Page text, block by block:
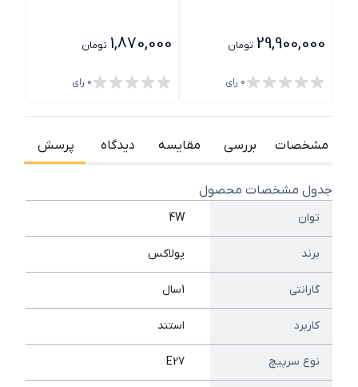
29,900,000 تومان
0 رای
1,870,000 تومان
0 رای
مشخصات بررسی مقایسه دیدگاه پرسش
جدول مشخصات محصول
توان 4W
برند پولاکس
گارانتی 1سال
کاربرد استند
نوع سرپیچ E27